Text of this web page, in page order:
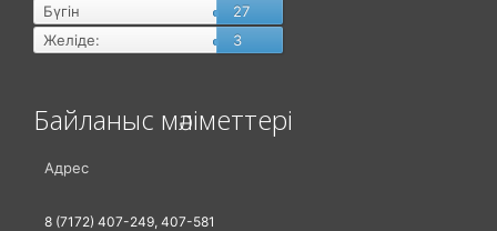
Бүгін
27
Желіде:
3
Байланыс мәліметтері
Адрес
8 (7172) 407-249, 407-581